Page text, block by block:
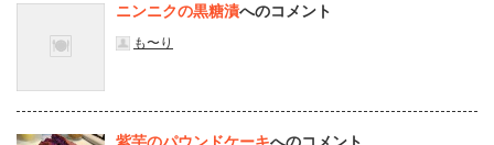
ニンニクの黒糖漬へのコメント
も〜り
紫芋のパウンドケーキへのコメント